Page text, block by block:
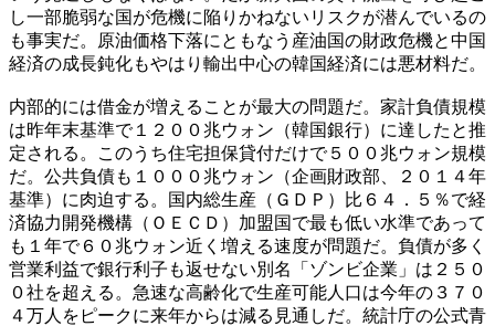
し一部脆弱な国が危機に陥りかねないリスクが潜んでいるの
も事実だ。原油価格下落にともなう産油国の財政危機と中国
経済の成長鈍化もやはり輸出中心の韓国経済には悪材料だ。
内部的には借金が増えることが最大の問題だ。家計負債規模
は昨年末基準で１２００兆ウォン（韓国銀行）に達したと推
定される。このうち住宅担保貸付だけで５００兆ウォン規模
だ。公共負債も１０００兆ウォン（企画財政部、２０１４年
基準）に肉迫する。国内総生産（ＧＤＰ）比６４．５％で経
済協力開発機構（ＯＥＣＤ）加盟国で最も低い水準であって
も１年で６０兆ウォン近く増える速度が問題だ。負債が多く
営業利益で銀行利子も返せない別名「ゾンビ企業」は２５０
０社を超える。急速な高齢化で生産可能人口は今年の３７０
４万人をピークに来年からは減る見通しだ。統計庁の公式青